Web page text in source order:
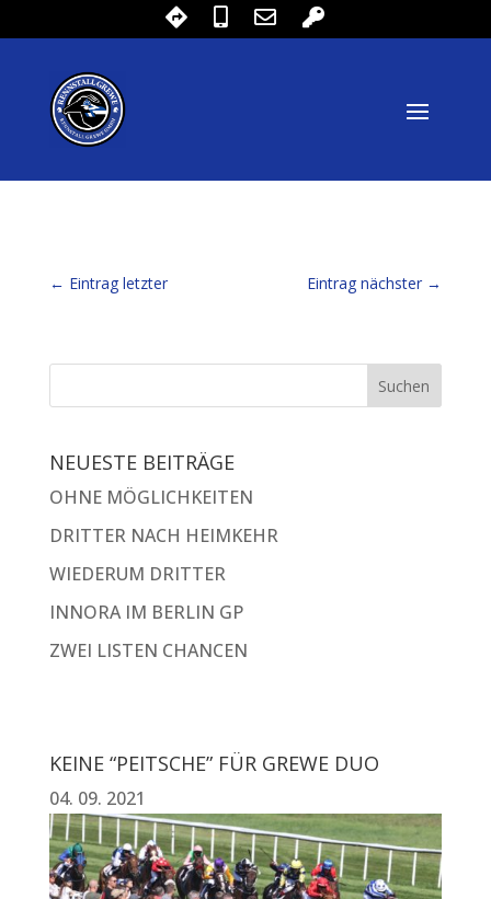
← Eintrag letzter Eintrag nächster →
NEUESTE BEITRÄGE
OHNE MÖGLICHKEITEN
DRITTER NACH HEIMKEHR
WIEDERUM DRITTER
INNORA IM BERLIN GP
ZWEI LISTEN CHANCEN
KEINE “PEITSCHE” FÜR GREWE DUO
04. 09. 2021